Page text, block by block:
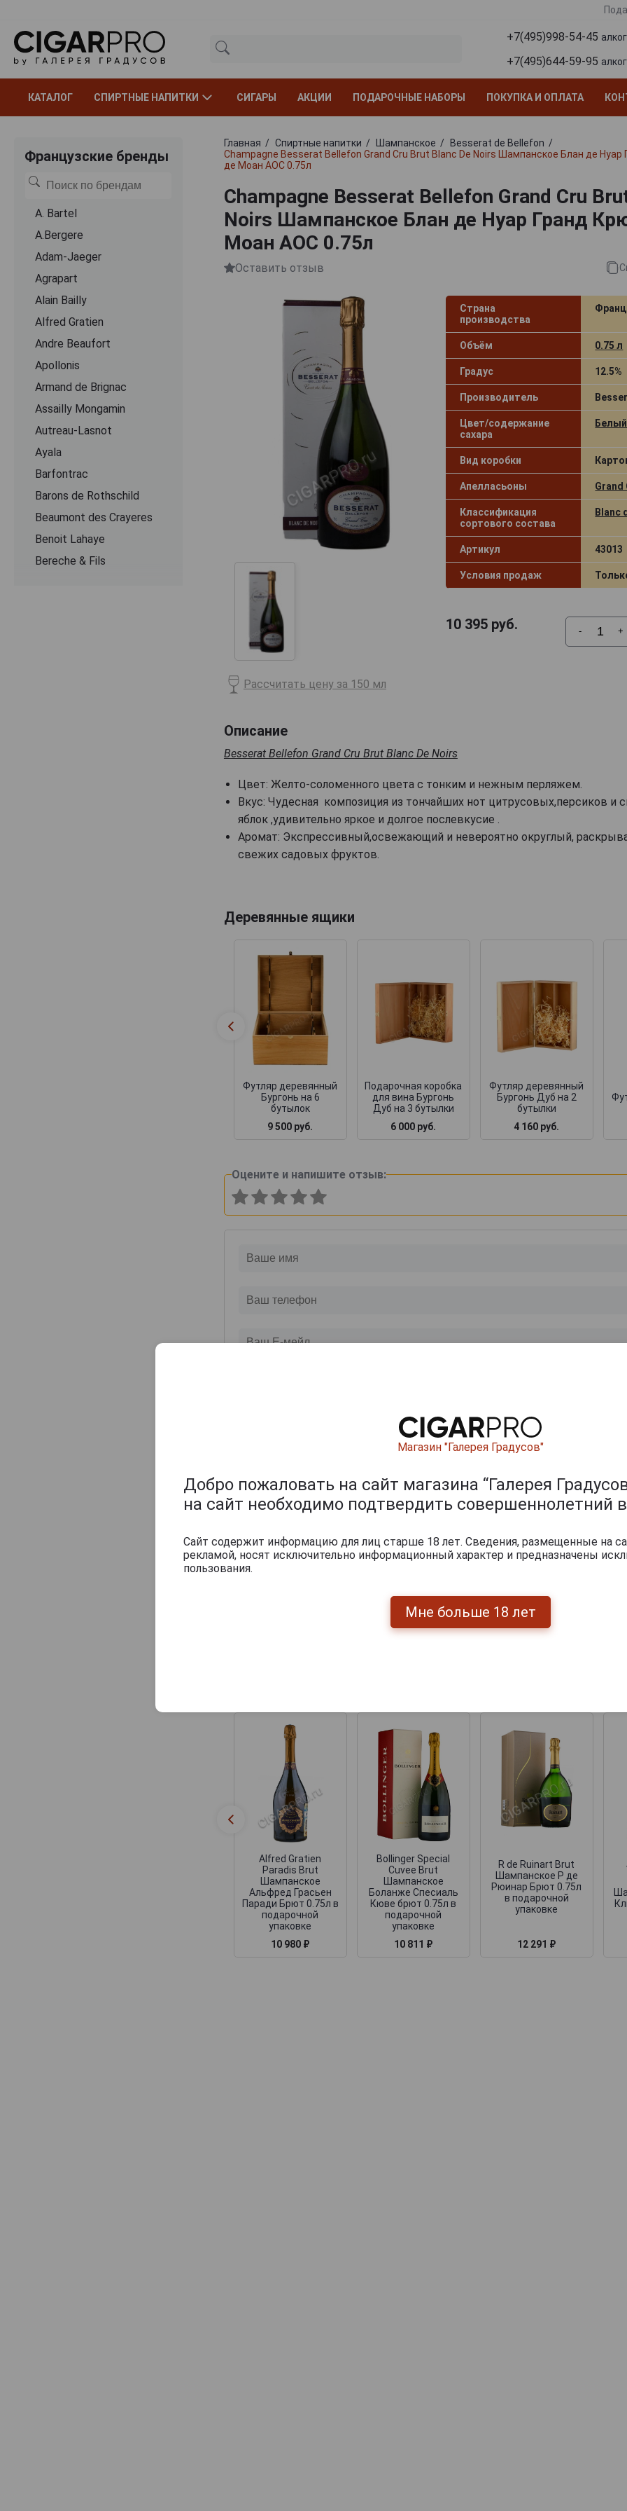
+7(495)998-54-45
+7(495)644-59-95
КАТАЛОГ СПИРТНЫЕ НАПИТКИ СИГАРЫ АКЦИИ ПОДАРОЧНЫЕ НАБОРЫ ПОКУПКА И ОПЛАТА
Французские бренды
A. Bartel
A.Bergere
Adam-Jaeger
Agrapart
Alain Bailly
Alfred Gratien
Andre Beaufort
Apollonis
Armand de Brignac
Assailly Mongamin
Autreau-Lasnot
Ayala
Barfontrac
Barons de Rothschild
Beaumont des Crayeres
Benoit Lahaye
Bereche & Fils
Главная Спиртные напитки Шампанское
Besserat de Bellefon
Champagne Besserat Bellefon Grand Cru Brut Blanc De Noirs Шампанское Блан де
де Моан АОС 0.75л
Champagne Besserat Bellefon Grand Cru
Noirs Шампанское Блан де Нуар Гранд
Моан АОС 0.75л
Оставить отзыв
Страна
производства
Объём 0.75 л
Градус 12.5%
Производитель
Цвет/содержание
сахара
Вид коробки
Апелласьоны Grand
Классификация
сортового состава
Blanc
Артикул 43013
Условия продаж
10 395руб. - +
Рассчитать цену за 150 мл
Описание
Besserat Bellefon Grand Cru Brut Blanc De Noirs
Цвет: Желто-соломенного цвета с тонким и нежным перляжем.
Вкус: Чудесная композиция из тончайших нот цитрусовых,персиков и
яблок ,удивительно яркое и долгое послевкусие .
Аромат: Экспрессивный,освежающий и невероятно округлый,
свежих садовых фруктов.
Деревянные ящики
Футляр деревянный
Бургонь на 6
бутылок
9 500 руб.
Подарочная коробка
для вина Бургонь
Дуб на 3 бутылки
6 000 руб.
Футляр деревянный
Бургонь Дуб на 2
бутылки
4 160 руб.
Оцените и напишите отзыв:
Перейти
Alfred Gratien
Paradis Brut
Шампанское
Альфред Грасьен
Паради Брют 0.75л в
подарочной
упаковке
10 980 ₽
Bollinger Special
Cuvee Brut
Шампанское
Боланже Спесиаль
Кюве брют 0.75л в
подарочной
упаковке
10 811 ₽
R de Ruinart Brut
Шампанское Р де
Рюинар Брют 0.75л
в подарочной
упаковке
12 291 ₽
Магазин "Галерея Градусов"
Добро пожаловать на сайт магазина “Галерея
на сайт необходимо подтвердить совершеннолетний
Сайт содержит информацию для лиц старше 18 лет. Сведения, размещенные на
рекламой, носят исключительно информационный характер и предназначены
пользования.
Мне больше 18 лет